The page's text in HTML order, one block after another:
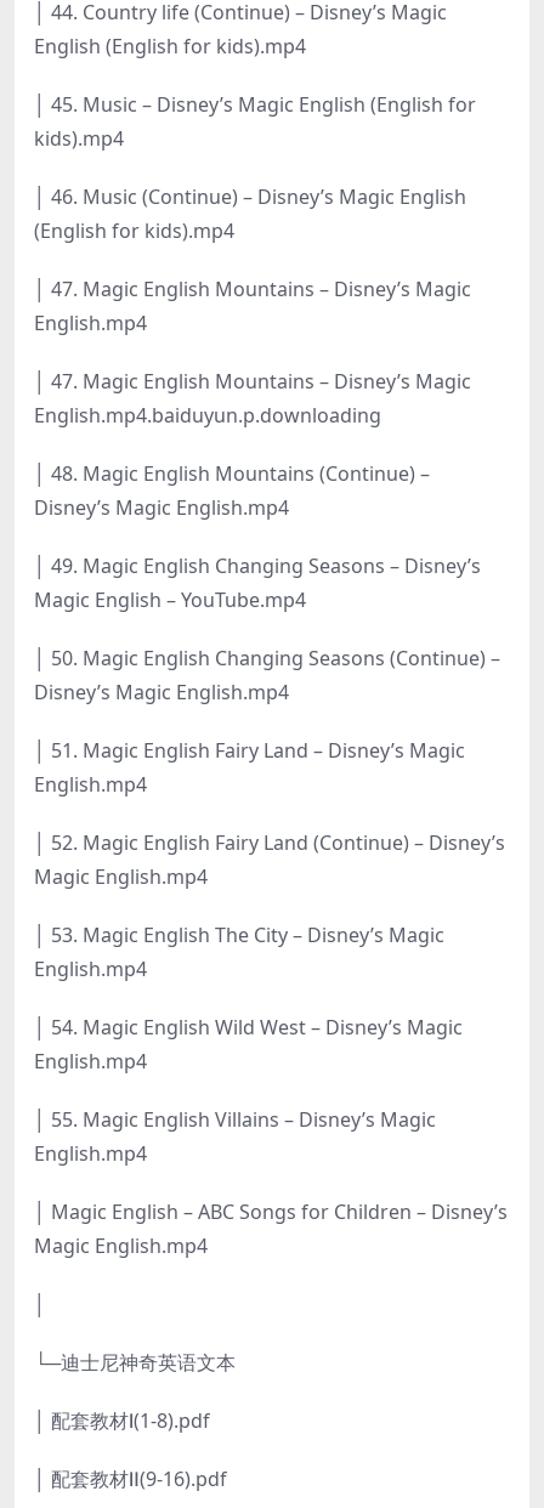
│ 44. Country life (Continue) – Disney’s Magic
English (English for kids).mp4
│ 45. Music – Disney’s Magic English (English for
kids).mp4
│ 46. Music (Continue) – Disney’s Magic English
(English for kids).mp4
│ 47. Magic English Mountains – Disney’s Magic
English.mp4
│ 47. Magic English Mountains – Disney’s Magic
English.mp4.baiduyun.p.downloading
│ 48. Magic English Mountains (Continue) –
Disney’s Magic English.mp4
│ 49. Magic English Changing Seasons – Disney’s
Magic English – YouTube.mp4
│ 50. Magic English Changing Seasons (Continue) –
Disney’s Magic English.mp4
│ 51. Magic English Fairy Land – Disney’s Magic
English.mp4
│ 52. Magic English Fairy Land (Continue) – Disney’s
Magic English.mp4
│ 53. Magic English The City – Disney’s Magic
English.mp4
│ 54. Magic English Wild West – Disney’s Magic
English.mp4
│ 55. Magic English Villains – Disney’s Magic
English.mp4
│ Magic English – ABC Songs for Children – Disney’s
Magic English.mp4
└─迪士尼神奇英语文本
│ 配套教材Ⅰ(1-8).pdf
│ 配套教材Ⅱ(9-16).pdf